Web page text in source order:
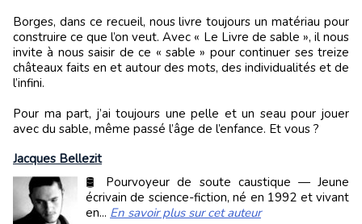
Borges, dans ce recueil, nous livre toujours un matériau pour
construire ce que l’on veut. Avec « Le Livre de sable », il nous
invite à nous saisir de ce « sable » pour continuer ses treize
châteaux faits en et autour des mots, des individualités et de
l’infini.
Pour ma part, j’ai toujours une pelle et un seau pour jouer
avec du sable, même passé l’âge de l’enfance. Et vous ?
Jacques Bellezit
🛢️ Pourvoyeur de soute caustique — Jeune
écrivain de science-fiction, né en 1992 et vivant
en... En savoir plus sur cet auteur